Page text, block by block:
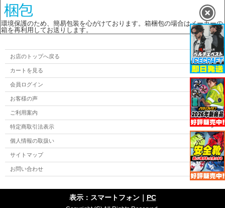
環境保護のため、簡易包装を心がけております。箱梱包の場合はメーカーの
箱を再利用してお送りします。
お店のトップへ戻る
カートを見る
会員ログイン
お客様の声
ご利用案内
特定商取引法表示
個人情報の取扱い
サイトマップ
お問い合わせ
表示：スマートフォン｜ PC